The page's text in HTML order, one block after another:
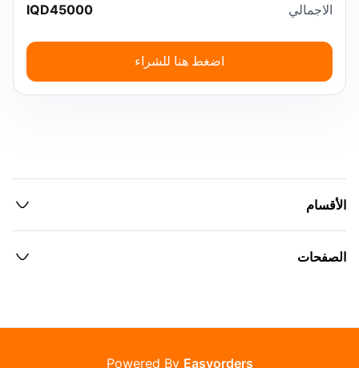
الاجمالي
45000
IQD
اضغط هنا للشراء
الأقسام
الصفحات
Powered By Easyorders